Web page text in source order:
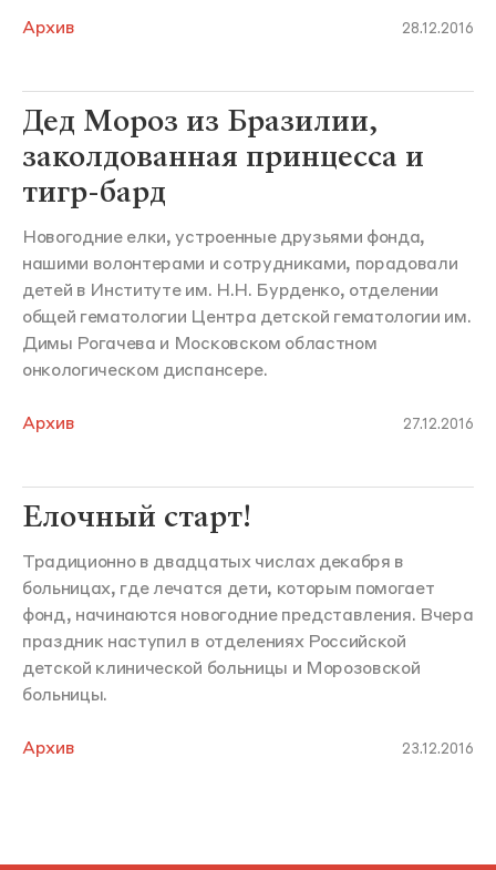
Архив 28.12.2016
Дед Мороз из Бразилии,
заколдованная принцесса и
тигр-бард
Новогодние елки, устроенные друзьями фонда,
нашими волонтерами и сотрудниками, порадовали
детей в Институте им. Н.Н. Бурденко, отделении
общей гематологии Центра детской гематологии им.
Димы Рогачева и Московском областном
онкологическом диспансере.
Архив 27.12.2016
Елочный старт!
Традиционно в двадцатых числах декабря в
больницах, где лечатся дети, которым помогает
фонд, начинаются новогодние представления. Вчера
праздник наступил в отделениях Российской
детской клинической больницы и Морозовской
больницы.
Архив 23.12.2016